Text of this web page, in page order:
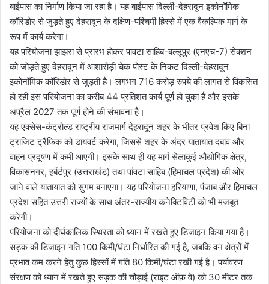
बाईपास का निर्माण किया जा रहा है। यह बाईपास दिल्ली-देहरादून इकोनॉमिक
कॉरिडोर से जुड़ते हुए देहरादून के दक्षिण-पश्चिमी हिस्से में एक वैकल्पिक मार्ग के
रूप में कार्य करेगा।
यह परियोजना झाझरा से प्रारंभ होकर पांवटा साहिब-बल्लूपुर (एनएच-7) सेक्शन
को जोड़ते हुए देहरादून में आशारोड़ी चेक पोस्ट के निकट दिल्ली-देहरादून
इकोनॉमिक कॉरिडोर से जुड़ती है। लगभग 716 करोड़ रुपये की लागत से विकसित
हो रही इस परियोजना का करीब 44 प्रतिशत कार्य पूर्ण हो चुका है और इसके
अप्रैल 2027 तक पूर्ण होने की संभावना है।
यह एक्सेस-कंट्रोल्ड राष्ट्रीय राजमार्ग देहरादून शहर के भीतर प्रवेश किए बिना
ट्रांजिट ट्रैफिक को डायवर्ट करेगा, जिससे शहर के अंदर यातायात दबाव और
वाहन प्रदूषण में कमी आएगी। इसके साथ ही यह मार्ग सेलाकुई औद्योगिक क्षेत्र,
विकासनगर, हर्बर्टपुर (उत्तराखंड) तथा पांवटा साहिब (हिमाचल प्रदेश) की ओर
जाने वाले यातायात को सुगम बनाएगा। यह परियोजना हरियाणा, पंजाब और हिमाचल
प्रदेश सहित उत्तरी राज्यों के साथ अंतर-राज्यीय कनेक्टिविटी को भी मजबूत
करेगी।
परियोजना को दीर्घकालिक स्थिरता को ध्यान में रखते हुए डिजाइन किया गया है।
सड़क की डिजाइन गति 100 किमी/घंटा निर्धारित की गई है, जबकि वन क्षेत्रों में
प्रभाव कम करने हेतु कुछ हिस्सों में गति 80 किमी/घंटा रखी गई है। पर्यावरण
संरक्षण को ध्यान में रखते हुए सड़क की चौड़ाई (राइट ऑफ़ वे) को 30 मीटर तक